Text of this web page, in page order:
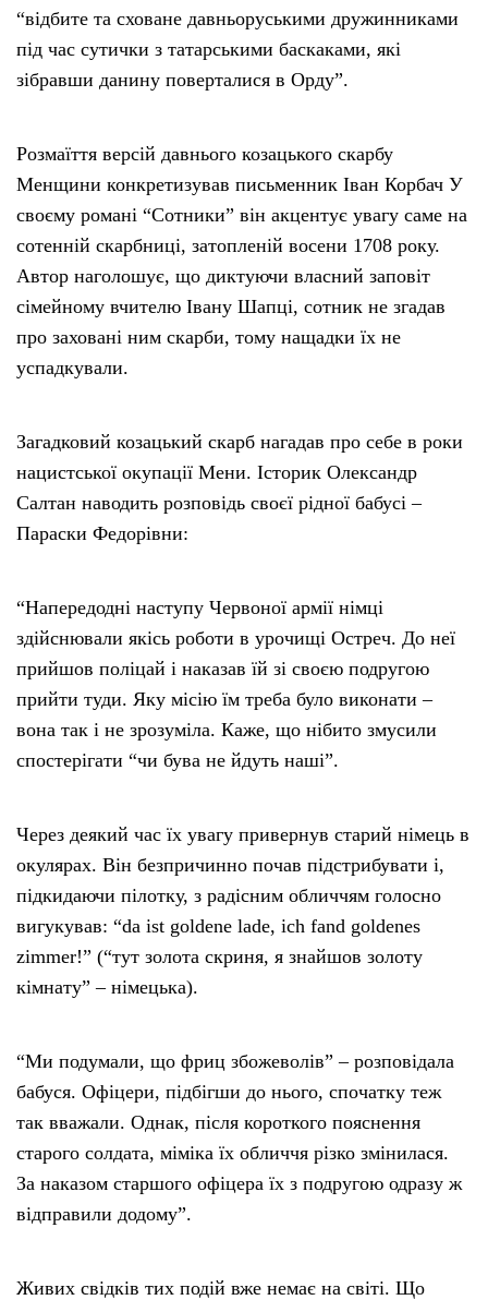
“відбите та сховане давньоруськими дружинниками
під час сутички з татарськими баскаками, які
зібравши данину поверталися в Орду”.
Розмаїття версій давнього козацького скарбу
Менщини конкретизував письменник Іван Корбач У
своєму романі “Сотники” він акцентує увагу саме на
сотенній скарбниці, затопленій восени 1708 року.
Автор наголошує, що диктуючи власний заповіт
сімейному вчителю Івану Шапці, сотник не згадав
про заховані ним скарби, тому нащадки їх не
успадкували.
Загадковий козацький скарб нагадав про себе в роки
нацистської окупації Мени. Історик Олександр
Салтан наводить розповідь своєї рідної бабусі –
Параски Федорівни:
“Напередодні наступу Червоної армії німці
здійснювали якісь роботи в урочищі Остреч. До неї
прийшов поліцай і наказав їй зі своєю подругою
прийти туди. Яку місію їм треба було виконати –
вона так і не зрозуміла. Каже, що нібито змусили
спостерігати “чи бува не йдуть наші”.
Через деякий час їх увагу привернув старий німець в
окулярах. Він безпричинно почав підстрибувати і,
підкидаючи пілотку, з радісним обличчям голосно
вигукував: “da ist goldene lade, ich fand goldenes
zimmer!” (“тут золота скриня, я знайшов золоту
кімнату” – німецька).
“Ми подумали, що фриц збожеволів” – розповідала
бабуся. Офіцери, підбігши до нього, спочатку теж
так вважали. Однак, після короткого пояснення
старого солдата, міміка їх обличчя різко змінилася.
За наказом старшого офіцера їх з подругою одразу ж
відправили додому”.
Живих свідків тих подій вже немає на світі. Що